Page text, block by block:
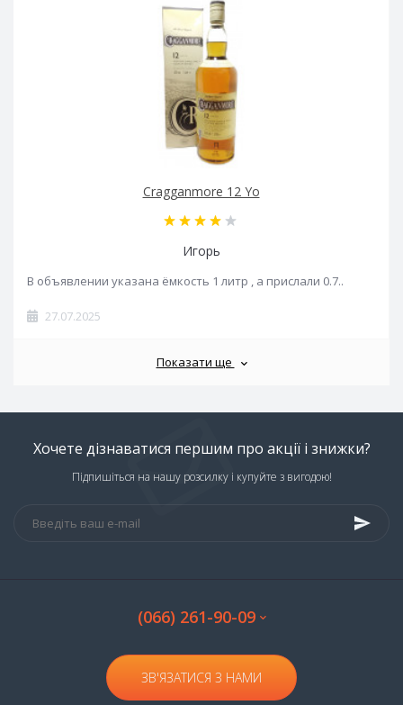
Cragganmore 12 Yo
Игорь
В объявлении указана ёмкость 1 литр , а прислали 0.7..
27.07.2025
Показати ще
Хочете дізнаватися першим про акції і знижки?
Підпишіться на нашу розсилку і купуйте з вигодою!
(066) 261-90-09
ЗВ'ЯЗАТИСЯ З НАМИ